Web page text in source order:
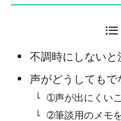
不調時にしないと
声がどうしてもで
➀声が出にくい
➁筆談用のメモ